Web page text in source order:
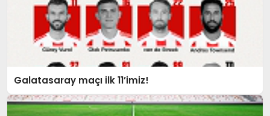
Galatasaray maçı ilk 11’imiz!